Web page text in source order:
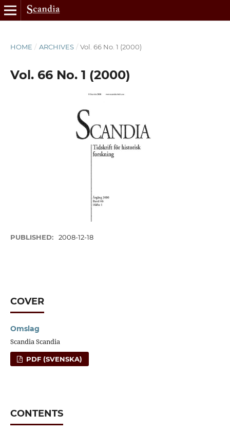
HOME / ARCHIVES / Vol. 66 No. 1 (2000)
Vol. 66 No. 1 (2000)
PUBLISHED: 2008-12-18
COVER
Omslag
Scandia Scandia
PDF (SVENSKA)
CONTENTS